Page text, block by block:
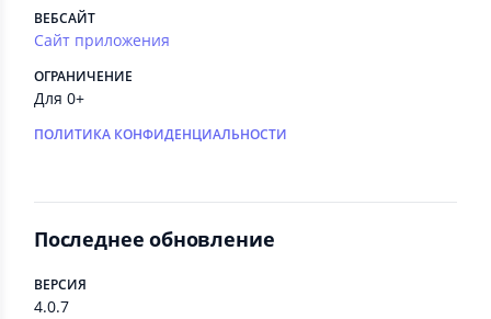
ВЕБСАЙТ
Сайт приложения
ОГРАНИЧЕНИЕ
Для 0+
ПОЛИТИКА КОНФИДЕНЦИАЛЬНОСТИ
Последнее обновление
ВЕРСИЯ
4.0.7